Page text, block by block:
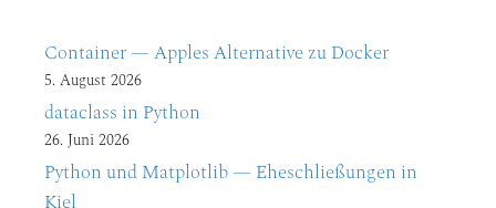
Container — Apples Alternative zu Docker
5. August 2026
dataclass in Python
26. Juni 2026
Python und Matplotlib — Eheschließungen in
Kiel